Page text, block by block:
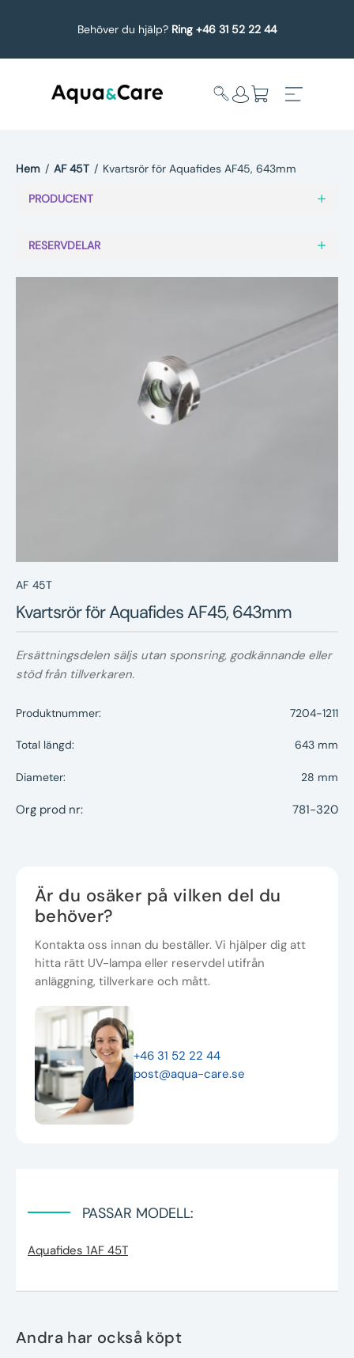
Behöver du hjälp? Ring +46 31 52 22 44
undermeny
Service
Nyheter
Underhållstips
Hem / AF 45T / Kvartsrör för Aquafides AF45, 643mm
PRODUCENT
RESERVDELAR
AF 45T
Kvartsrör för Aquafides AF45, 643mm
Ersättningsdelen säljs utan sponsring, godkännande eller
stöd från tillverkaren.
Produktnummer: 7204-1211
Total längd: 643 mm
Diameter: 28 mm
Org prod nr: 781-320
Är du osäker på vilken del du
behöver?
Kontakta oss innan du beställer. Vi hjälper dig att
hitta rätt UV-lampa eller reservdel utifrån
anläggning, tillverkare och mått.
+46 31 52 22 44
post@aqua-care.se
PASSAR MODELL:
Aquafides 1AF 45T
Andra har också köpt